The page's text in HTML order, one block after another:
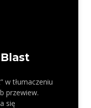
w tłumaczeniu
przewiew.
się